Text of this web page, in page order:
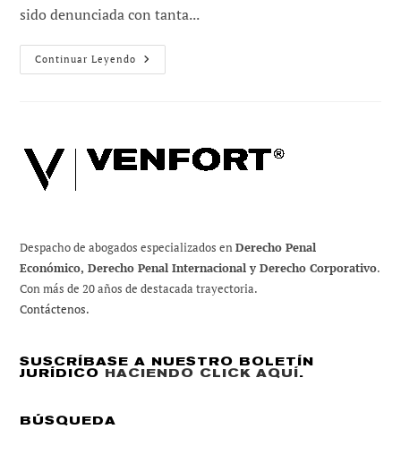
sido denunciada con tanta...
Continuar Leyendo Acoso
Escolar:
Tempranas
Edades.
Consideraciones
Despacho de abogados especializados enDerecho Penal
Económico, Derecho Penal Internacional y Derecho Corporativo.
Con más de 20 años de destacada trayectoria.
Contáctenos.
SUSCRÍBASE A NUESTRO BOLETÍN
JURÍDICO HACIENDO CLICK AQUÍ.
BÚSQUEDA